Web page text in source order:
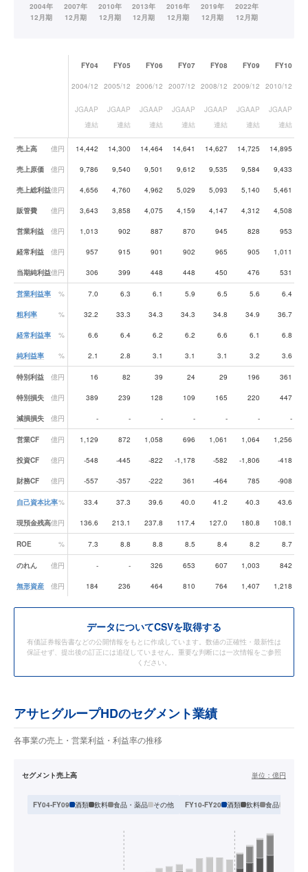
業績データ一覧
FY04 FY05 FY06 FY07 FY08 FY09 FY10
2004/12 2005/12 2006/12 2007/12 2008/12 2009/12 2010/12
JGAAP
連結
JGAAP
連結
JGAAP
連結
JGAAP
連結
JGAAP
連結
JGAAP
連結
JGAAP
連結
売上高 億円 14,442 14,300 14,464 14,641 14,627 14,725 14,895
売上原価 億円 9,786 9,540 9,501 9,612 9,535 9,584 9,433
売上総利益億円 4,656 4,760 4,962 5,029 5,093 5,140 5,461
販管費 億円 3,643 3,858 4,075 4,159 4,147 4,312 4,508
営業利益 億円 1,013 902 887 870 945 828 953
経常利益 億円 957 915 901 902 965 905 1,011
当期純利益億円 306 399 448 448 450 476 531
営業利益率 % 7.0 6.3 6.1 5.9 6.5 5.6 6.4
粗利率 % 32.2 33.3 34.3 34.3 34.8 34.9 36.7
経常利益率 % 6.6 6.4 6.2 6.2 6.6 6.1 6.8
純利益率 % 2.1 2.8 3.1 3.1 3.1 3.2 3.6
特別利益 億円 16 82 39 24 29 196 361
特別損失 億円 389 239 128 109 165 220 447
減損損失 億円 - - - - - - -
営業CF 億円 1,129 872 1,058 696 1,061 1,064 1,256
投資CF 億円 -548 -445 -822 -1,178 -582 -1,806 -418
財務CF 億円 -557 -357 -222 361 -464 785 -908
自己資本比率% 33.4 37.3 39.6 40.0 41.2 40.3 43.6
現預金残高億円 136.6 213.1 237.8 117.4 127.0 180.8 108.1
ROE % 7.3 8.8 8.8 8.5 8.4 8.2 8.7
のれん 億円 - - 326 653 607 1,003 842
無形資産 億円 184 236 464 810 764 1,407 1,218
データについてCSVを取得する
有価証券報告書などの公開情報をもとに作成しています。数値の正確性・最新性は
保証せず、提出後の訂正には追従していません。重要な判断には一次情報をご参照
ください。
アサヒグループHDのセグメント業績
各事業の売上・営業利益・利益率の推移
セグメント売上高 単位： 億円
FY04-FY09 酒類 飲料 食品・薬品 その他 FY10-FY20 酒類 飲料 食品